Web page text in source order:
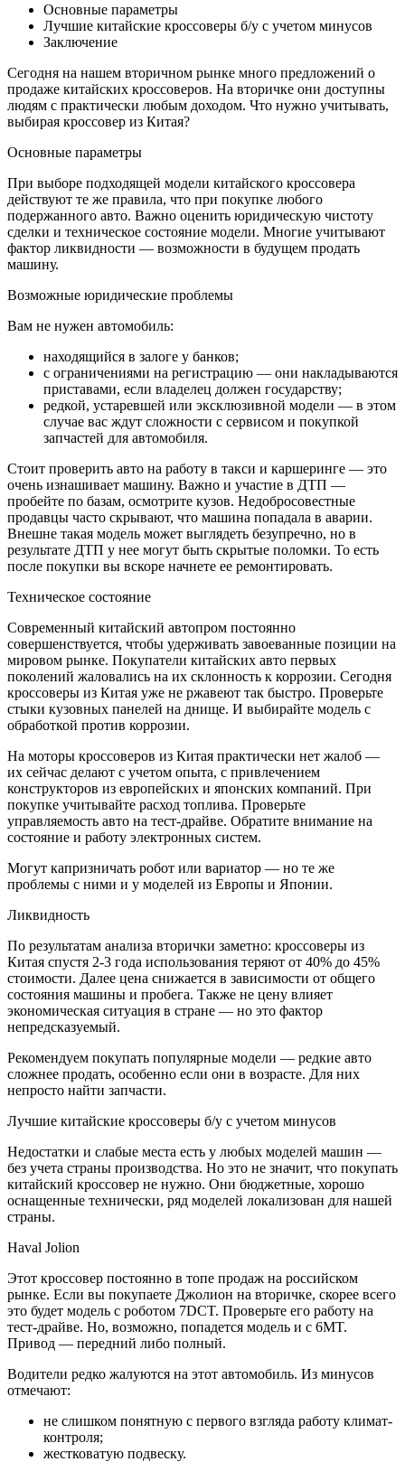
Основные параметры
Лучшие китайские кроссоверы б/у с учетом минусов
Заключение
Сегодня на нашем вторичном рынке много предложений о
продаже китайских кроссоверов. На вторичке они доступны
людям с практически любым доходом. Что нужно учитывать,
выбирая кроссовер из Китая?
Основные параметры
При выборе подходящей модели китайского кроссовера
действуют те же правила, что при покупке любого
подержанного авто. Важно оценить юридическую чистоту
сделки и техническое состояние модели. Многие учитывают
фактор ликвидности — возможности в будущем продать
машину.
Возможные юридические проблемы
Вам не нужен автомобиль:
находящийся в залоге у банков;
с ограничениями на регистрацию — они накладываются
приставами, если владелец должен государству;
редкой, устаревшей или эксклюзивной модели — в этом
случае вас ждут сложности с сервисом и покупкой
запчастей для автомобиля.
Стоит проверить авто на работу в такси и каршеринге — это
очень изнашивает машину. Важно и участие в ДТП —
пробейте по базам, осмотрите кузов. Недобросовестные
продавцы часто скрывают, что машина попадала в аварии.
Внешне такая модель может выглядеть безупречно, но в
результате ДТП у нее могут быть скрытые поломки. То есть
после покупки вы вскоре начнете ее ремонтировать.
Техническое состояние
Современный китайский автопром постоянно
совершенствуется, чтобы удерживать завоеванные позиции на
мировом рынке. Покупатели китайских авто первых
поколений жаловались на их склонность к коррозии. Сегодня
кроссоверы из Китая уже не ржавеют так быстро. Проверьте
стыки кузовных панелей на днище. И выбирайте модель с
обработкой против коррозии.
На моторы кроссоверов из Китая практически нет жалоб —
их сейчас делают с учетом опыта, с привлечением
конструкторов из европейских и японских компаний. При
покупке учитывайте расход топлива. Проверьте
управляемость авто на тест-драйве. Обратите внимание на
состояние и работу электронных систем.
Могут капризничать робот или вариатор — но те же
проблемы с ними и у моделей из Европы и Японии.
Ликвидность
По результатам анализа вторички заметно: кроссоверы из
Китая спустя 2-3 года использования теряют от 40% до 45%
стоимости. Далее цена снижается в зависимости от общего
состояния машины и пробега. Также не цену влияет
экономическая ситуация в стране — но это фактор
непредсказуемый.
Рекомендуем покупать популярные модели — редкие авто
сложнее продать, особенно если они в возрасте. Для них
непросто найти запчасти.
Лучшие китайские кроссоверы б/у с учетом минусов
Недостатки и слабые места есть у любых моделей машин —
без учета страны производства. Но это не значит, что покупать
китайский кроссовер не нужно. Они бюджетные, хорошо
оснащенные технически, ряд моделей локализован для нашей
страны.
Haval Jolion
Этот кроссовер постоянно в топе продаж на российском
рынке. Если вы покупаете Джолион на вторичке, скорее всего
это будет модель с роботом 7DCT. Проверьте его работу на
тест-драйве. Но, возможно, попадется модель и с 6MT.
Привод — передний либо полный.
Водители редко жалуются на этот автомобиль. Из минусов
отмечают:
не слишком понятную с первого взгляда работу климат-
контроля;
жестковатую подвеску.